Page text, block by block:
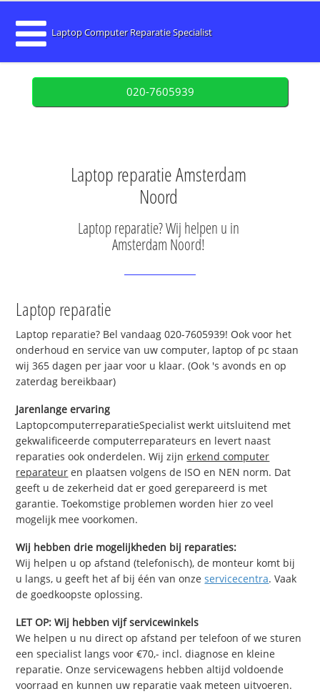
Laptop Computer Reparatie Specialist
020-7605939
Laptop reparatie Amsterdam
Noord
Laptop reparatie? Wij helpen u in
Amsterdam Noord!
Laptop reparatie
Laptop reparatie? Bel vandaag 020-7605939! Ook voor het
onderhoud en service van uw computer, laptop of pc staan
wij 365 dagen per jaar voor u klaar. (Ook 's avonds en op
zaterdag bereikbaar)
Jarenlange ervaring
LaptopcomputerreparatieSpecialist werkt uitsluitend met
gekwalificeerde computerreparateurs en levert naast
reparaties ook onderdelen. Wij zijnerkend computer
reparateur en plaatsen volgens de ISO en NEN norm. Dat
geeft u de zekerheid dat er goed gerepareerd is met
garantie. Toekomstige problemen worden hier zo veel
mogelijk mee voorkomen.
Wij hebben drie mogelijkheden bij reparaties:
Wij helpen u op afstand (telefonisch), de monteur komt bij
u langs, u geeft het af bij één van onzeservicecentra. Vaak
de goedkoopste oplossing.
LET OP: Wij hebben vijf servicewinkels
We helpen u nu direct op afstand per telefoon of we sturen
een specialist langs voor €70,- incl. diagnose en kleine
reparatie. Onze servicewagens hebben altijd voldoende
voorraad en kunnen uw reparatie vaak meteen uitvoeren.